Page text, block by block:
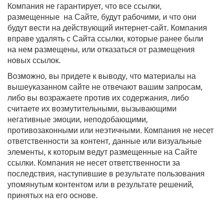
Компания не гарантирует, что все ссылки,
размещенные на Сайте, будут рабочими, и что они
будут вести на действующий интернет-сайт. Компания
вправе удалять с Сайта ссылки, которые ранее были
на нем размещены, или отказаться от размещения
новых ссылок.
Возможно, вы придете к выводу, что материалы на
вышеуказанном сайте не отвечают вашим запросам,
либо вы возражаете против их содержания, либо
считаете их возмутительными, вызывающими
негативные эмоции, неподобающими,
противозаконными или неэтичными. Компания не несет
ответственности за контент, данные или визуальные
элементы, к которым ведут размещенные на Сайте
ссылки. Компания не несет ответственности за
последствия, наступившие в результате пользования
упомянутым контентом или в результате решений,
принятых на его основе.